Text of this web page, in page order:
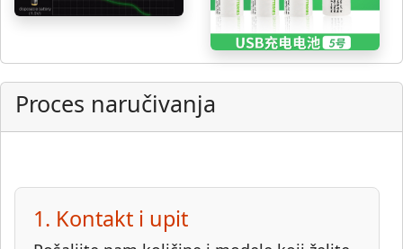
Proces naručivanja
1. Kontakt i upit